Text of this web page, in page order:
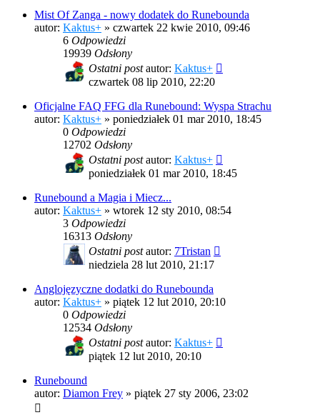
Mist Of Zanga - nowy dodatek do Runebounda
autor: Kaktus+ » czwartek 22 kwie 2010, 09:46
6 Odpowiedzi
19939 Odsłony
Ostatni postautor: Kaktus+
czwartek 08 lip 2010, 22:20
Oficjalne FAQ FFG dla Runebound: Wyspa Strachu
autor: Kaktus+ » poniedziałek 01 mar 2010, 18:45
0 Odpowiedzi
12702 Odsłony
Ostatni postautor: Kaktus+
poniedziałek 01 mar 2010, 18:45
Runebound a Magia i Miecz...
autor: Kaktus+ » wtorek 12 sty 2010, 08:54
3 Odpowiedzi
16313 Odsłony
Ostatni postautor: 7Tristan
niedziela 28 lut 2010, 21:17
Anglojęzyczne dodatki do Runebounda
autor: Kaktus+ » piątek 12 lut 2010, 20:10
0 Odpowiedzi
12534 Odsłony
Ostatni postautor: Kaktus+
piątek 12 lut 2010, 20:10
Runebound
autor: Diamon Frey » piątek 27 sty 2006, 23:02